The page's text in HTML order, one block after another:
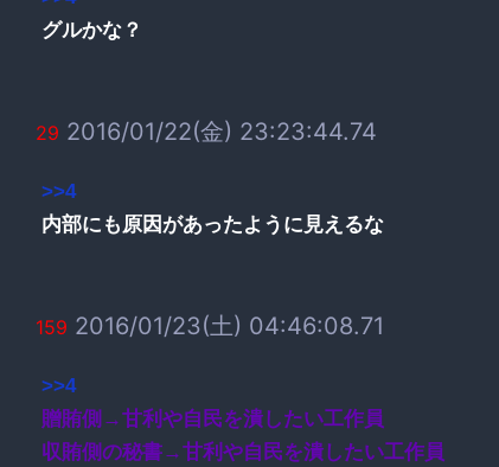
グルかな？
29 2016/01/22(金) 23:23:44.74
>>4
内部にも原因があったように見えるな
159 2016/01/23(土) 04:46:08.71
>>4
贈賄側→甘利や自民を潰したい工作員
収賄側の秘書→甘利や自民を潰したい工作員